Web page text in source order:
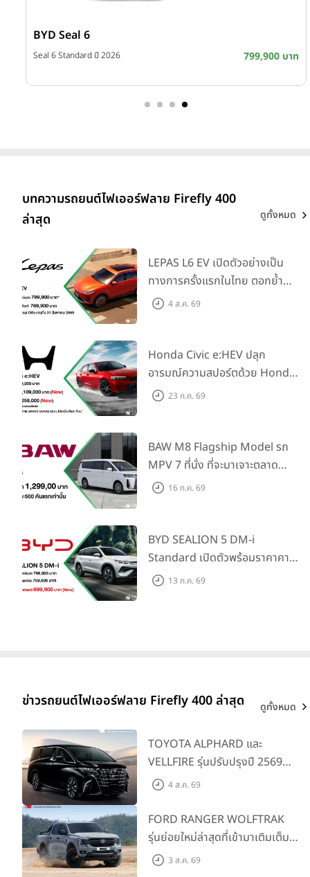
BYD Seal 6
Seal 6 Standard ปี 2026 799,900 บาท
บทความรถยนต์ไฟเออร์ฟลาย Firefly 400
ล่าสุด
ดูทั้งหมด
LEPAS L6 EV เปิดตัวอย่างเป็น
ทางการครั้งแรกในไทย ตอกย้ำ
วิสัยทัศน์ “Drive Your
4 ส.ค. 69
Honda Civic e:HEV ปลุก
อารมณ์ความสปอร์ตด้วย Honda
S+ Shift ครั้งแรกในไทย! พร้อม
เพียงจองภายใน 31 ก.ค. 2569
รับบัตรน้ำมันมูลค่า 10,000 บาท
23 ก.ค. 69
BAW M8 Flagship Model รถ
MPV 7 ที่นั่ง ที่จะมาเจาะตลาด
ครอบครัวและองค์กรยุคใหม่ เปิด
16 ก.ค. 69
BYD SEALION 5 DM-i
Standard เปิดตัวพร้อมราคาคาด
การณ์ 699,900 บาท รุ่นย่อย
13 ก.ค. 69
ข่าวรถยนต์ไฟเออร์ฟลาย Firefly 400 ล่าสุด ดูทั้งหมด
TOYOTA ALPHARD และ
VELLFIRE รุ่นปรับปรุงปี 2569
พร้อมรุ่นย่อยใหม่ HEV SMART
4 ส.ค. 69
FORD RANGER WOLFTRAK
รุ่นย่อยใหม่ล่าสุดที่เข้ามาเติมเต็ม
ไลน์อัป พร้อมตอบโจทย์ทุกการ
3 ส.ค. 69